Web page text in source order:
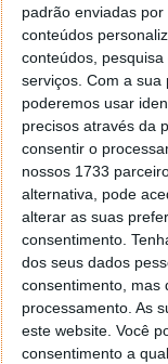
padrão enviadas
conteúdos
conteúdos,
serviços. Com a sua
poderemos usar
precisos através da
consentir o
nossos 1733
alternativa, pode
alterar as suas
consentimento.
dos seus dados
consentimento, mas
processamento. As
este website. Você
consentimento a
Responder
Vítor M.
@Reporter
Desculpa
o MSn
Responder
Vítor M.
@Rui
Tens de
janela
rato faz
clica no
geral a